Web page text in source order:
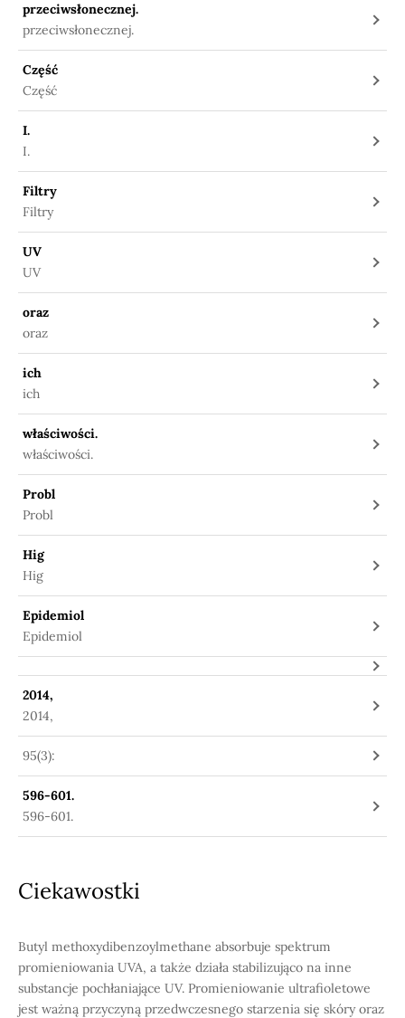
przeciwsłonecznej.
przeciwsłonecznej.
Część
Część
I.
I.
Filtry
Filtry
UV
UV
oraz
oraz
ich
ich
właściwości.
właściwości.
Probl
Probl
Hig
Hig
Epidemiol
Epidemiol
2014,
2014,
95(3):
596-601.
596-601.
Ciekawostki
Butyl methoxydibenzoylmethane absorbuje spektrum
promieniowania UVA, a także działa stabilizująco na inne
substancje pochłaniające UV. Promieniowanie ultrafioletowe
jest ważną przyczyną przedwczesnego starzenia się skóry oraz